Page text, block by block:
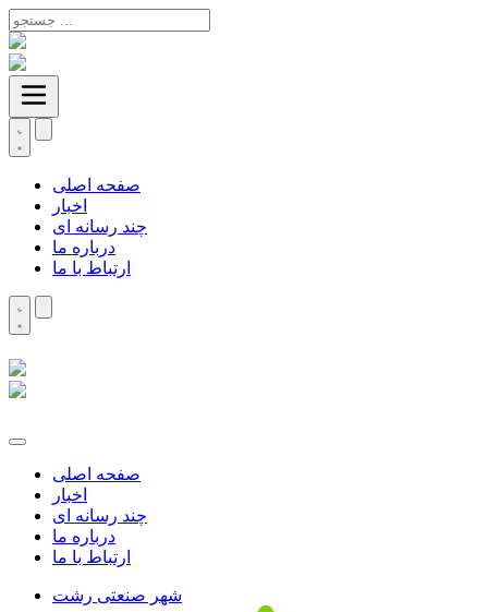
صفحه اصلی
اخبار
چند رسانه ای
درباره ما
ارتباط با ما
صفحه اصلی
اخبار
چند رسانه ای
درباره ما
ارتباط با ما
شهر صنعتی رشت